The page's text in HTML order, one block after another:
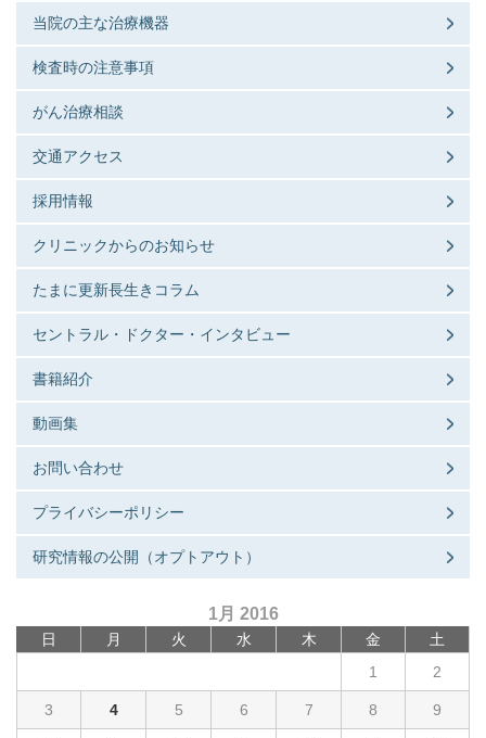
当院の主な治療機器
検査時の注意事項
がん治療相談
交通アクセス
採用情報
クリニックからのお知らせ
たまに更新長生きコラム
セントラル・ドクター・インタビュー
書籍紹介
動画集
お問い合わせ
プライバシーポリシー
研究情報の公開（オプトアウト）
1月 2016
日 月 火 水 木 金 土
1 2
3 4 5 6 7 8 9